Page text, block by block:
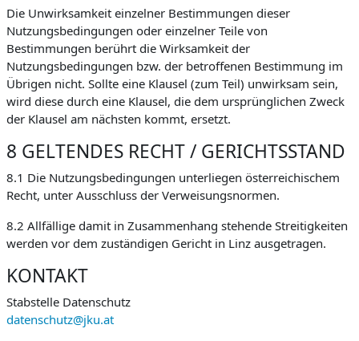
Die Unwirksamkeit einzelner Bestimmungen dieser
Nutzungsbedingungen oder einzelner Teile von
Bestimmungen berührt die Wirksamkeit der
Nutzungsbedingungen bzw. der betroffenen Bestimmung im
Übrigen nicht. Sollte eine Klausel (zum Teil) unwirksam sein,
wird diese durch eine Klausel, die dem ursprünglichen Zweck
der Klausel am nächsten kommt, ersetzt.
8 GELTENDES RECHT / GERICHTSSTAND
8.1 Die Nutzungsbedingungen unterliegen österreichischem
Recht, unter Ausschluss der Verweisungsnormen.
8.2 Allfällige damit in Zusammenhang stehende Streitigkeiten
werden vor dem zuständigen Gericht in Linz ausgetragen.
KONTAKT
Stabstelle Datenschutz
datenschutz@jku.at